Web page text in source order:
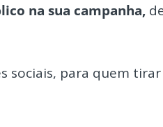
na sua campanha,
sociais, para quem